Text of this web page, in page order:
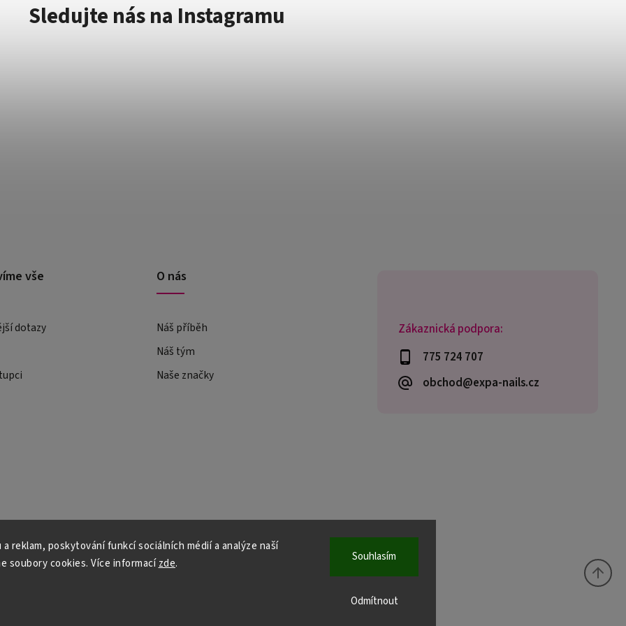
reklam, poskytování funkcí sociálních médií a analýze naší
soubory cookies. Více informacízde.
Odmítnout
Souhlasím
Zákaznická podpora:
775 724 707
obchod@expa-nails.cz
Sledujte nás na Instagramu
vše
dotazy
O nás
Náš příběh
Náš tým
Naše značky